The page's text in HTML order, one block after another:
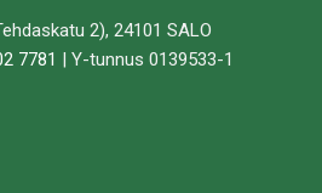
2), 24101 SALO
7781 | Y-tunnus 0139533-1